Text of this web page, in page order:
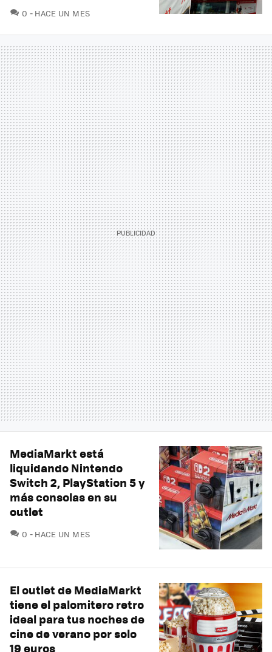
0 COMENTARIOS
HACE UN MES
MediaMarkt está
liquidando Nintendo
Switch 2, PlayStation 5 y
más consolas en su
outlet
0 COMENTARIOS
HACE UN MES
El outlet de MediaMarkt
tiene el palomitero retro
ideal para tus noches de
cine de verano por solo
19 euros